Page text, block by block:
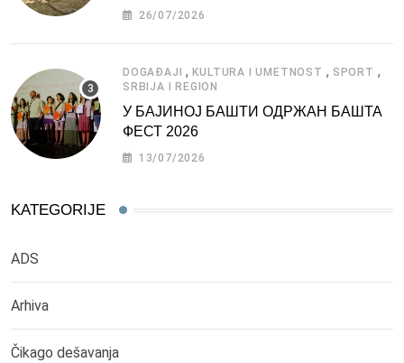
СРБИЈЕ
26/07/2026
DOGAĐAJI ,KULTURA I UMETNOST , SPORT ,
SRBIJA I REGION
У БАЈИНОЈ БАШТИ ОДРЖАН БАШТА
ФЕСТ 2026
13/07/2026
KATEGORIJE
ADS
Arhiva
Čikago dešavanja